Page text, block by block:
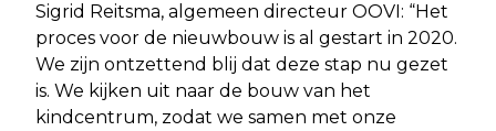
Sigrid Reitsma, algemeen directeur OOVI: “Het
proces voor de nieuwbouw is al gestart in 2020.
We zijn ontzettend blij dat deze stap nu gezet
is. We kijken uit naar de bouw van het
kindcentrum, zodat we samen met onze